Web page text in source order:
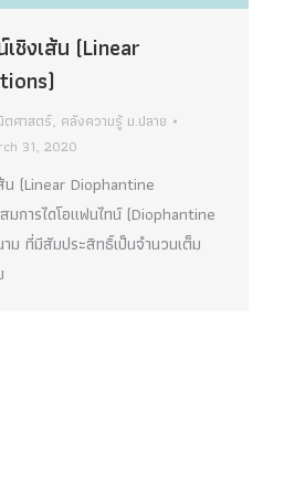
ชิงเส้น (Linear
ศาสตร์, คลังความรู้ ม.ปลาย
31, 2020
น (Linear Diophantine
ไดโอแฟนไทน์ (Diophantine
ที่มีสัมประสิทธิ์เป็นจำนวนเต็ม